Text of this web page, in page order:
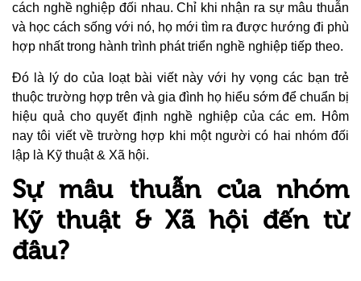
cách nghề nghiệp đối nhau. Chỉ khi nhận ra sự mâu thuẫn
và học cách sống với nó, họ mới tìm ra được hướng đi phù
hợp nhất trong hành trình phát triển nghề nghiệp tiếp theo.
Đó là lý do của loạt bài viết này với hy vọng các bạn trẻ
thuộc trường hợp trên và gia đình họ hiểu sớm để chuẩn bị
hiệu quả cho quyết định nghề nghiệp của các em. Hôm
nay tôi viết về trường hợp khi một người có hai nhóm đối
lập là Kỹ thuật & Xã hội.
Sự mâu thuẫn của nhóm
Kỹ thuật & Xã hội đến từ
đâu?